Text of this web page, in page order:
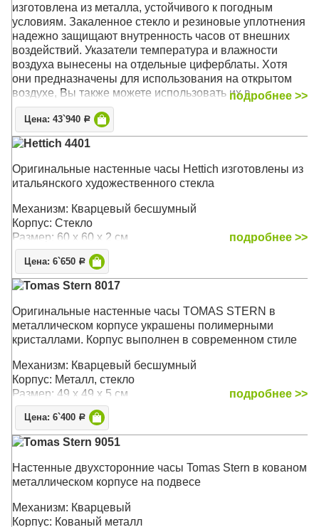
изготовлена из металла, устойчивого к погодным
условиям. Закаленное стекло и резиновые уплотнения
надежно защищают внутренность часов от внешних
воздействий. Указатели температура и влажности
воздуха вынесены на отдельные циферблаты. Хотя
они предназначены для использования на открытом
воздухе, Вы также можете использовать их в
помещении, на кухне, в ванной или в любом другом
месте Вашего дома
Отделка корпуса выполнена в средних тонах
внутренним двориком или домашним декором. Белый
циферблат гармонирует с корпусом и контрастно
выделяет выпуклые черные арабские цифры, которые,
в свою очередь, прекрасно сочетаются с изящными
черными стрелками, создавая изысканный вид.
Изящные полуоружности дополнительных
циферблатов термометра ( в градусах Фаренгейта) и
гигрометра легко читаются и придают циферблату еще
больше визуального интереса.
Механизм: Кварцевый
Размер: 62 х 62 х 8 см
подробнее >>
Цена: 43`940 Р
Hettich 4401
Оригинальные настенные часы Hettich изготовлены из
итальянского художественного стекла
Механизм: Кварцевый бесшумный
Корпус: Стекло
Размер: 60 х 60 x 2 см
подробнее >>
Цена: 6`650 Р
Tomas Stern 8017
Оригинальные настенные часы TOMAS STERN в
металлическом корпусе украшены полимерными
кристаллами. Корпус выполнен в современном стиле
Механизм: Кварцевый бесшумный
Корпус: Металл, стекло
Размер: 49 х 49 х 5 см
подробнее >>
Цена: 6`400 Р
Tomas Stern 9051
Настенные двухсторонние часы Tomas Stern в кованом
металлическом корпусе на подвесе
Механизм: Кварцевый
Корпус: Кованый металл